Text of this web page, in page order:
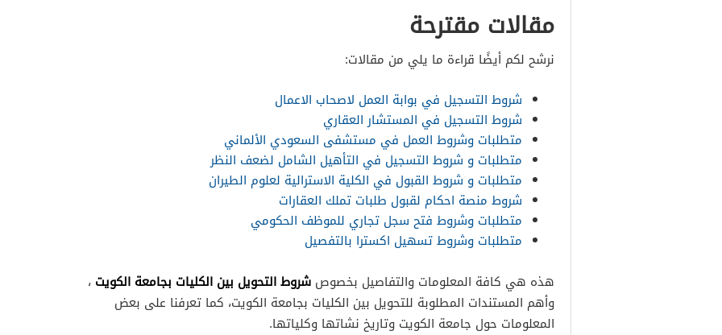
مقالات مقترحة
نرشح لكم أيضًا قراءة ما يلي من مقالات:
شروط التسجيل في بوابة العمل لاصحاب الاعمال
شروط التسجيل في المستشار العقاري
متطلبات وشروط العمل في مستشفى السعودي الألماني
متطلبات و شروط التسجيل في التأهيل الشامل لضعف النظر
متطلبات و شروط القبول في الكلية الاسترالية لعلوم الطيران
شروط منصة احكام لقبول طلبات تملك العقارات
متطلبات وشروط فتح سجل تجاري للموظف الحكومي
متطلبات وشروط تسهيل اكسترا بالتفصيل
هذه هي كافة المعلومات والتفاصيل بخصوص شروط التحويل بين الكليات بجامعة الكويت ،
وأهم المستندات المطلوبة للتحويل بين الكليات بجامعة الكويت، كما تعرفنا على بعض
المعلومات حول جامعة الكويت وتاريخ نشاتها وكلياتها.